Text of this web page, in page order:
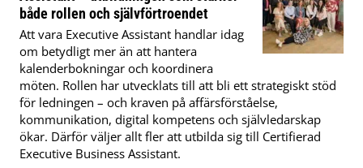
både rollen och självförtroendet
Att vara Executive Assistant handlar idag
om betydligt mer än att hantera
kalenderbokningar och koordinera
möten. Rollen har utvecklats till att bli ett strategiskt stöd
för ledningen – och kraven på affärsförståelse,
kommunikation, digital kompetens och självledarskap
ökar. Därför väljer allt fler att utbilda sig till Certifierad
Executive Business Assistant.